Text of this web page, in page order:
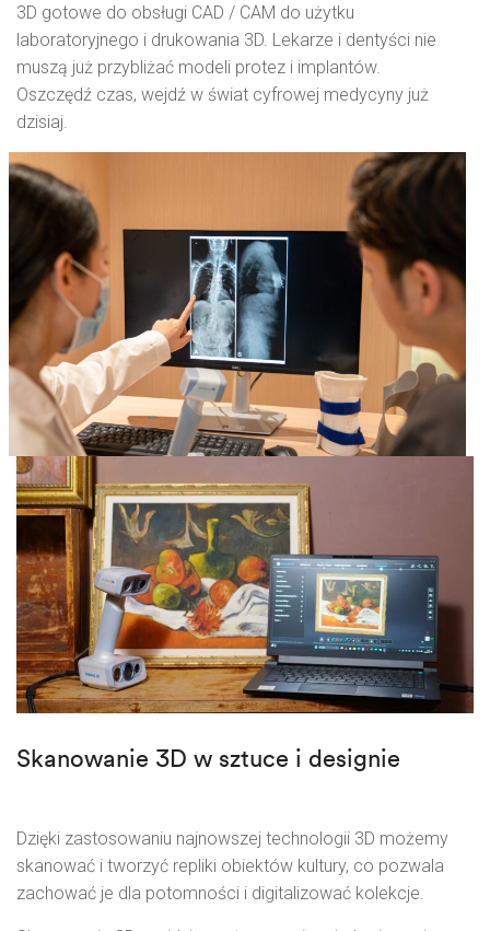
3D gotowe do obsługi CAD / CAM do użytku
laboratoryjnego i drukowania 3D. Lekarze i dentyści nie
muszą już przybliżać modeli protez i implantów.
Oszczędź czas, wejdź w świat cyfrowej medycyny już
dzisiaj.
Skanowanie 3D w sztuce i designie
Dzięki zastosowaniu najnowszej technologii 3D możemy
skanować i tworzyć repliki obiektów kultury, co pozwala
zachować je dla potomności i digitalizować kolekcje.